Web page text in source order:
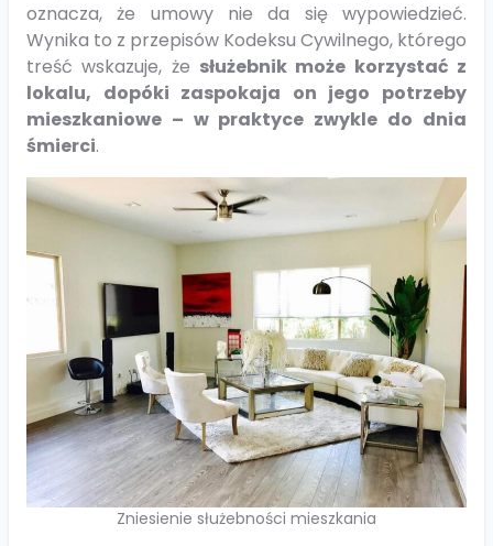
oznacza, że umowy nie da się wypowiedzieć.
Wynika to z przepisów Kodeksu Cywilnego, którego
treść wskazuje, że służebnik może korzystać z
lokalu, dopóki zaspokaja on jego potrzeby
mieszkaniowe – w praktyce zwykle do dnia
śmierci.
Zniesienie służebności mieszkania